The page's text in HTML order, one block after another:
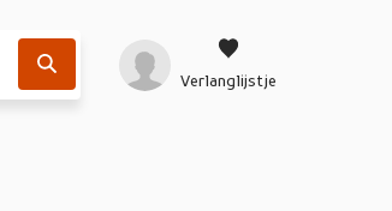
Verlanglijstje